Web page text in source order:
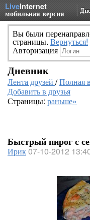
LiveInternet
мобильная версия
Вы были
страницы. Вернуться!
Авторизация
Дневник
Лента друзей /Полная
Добавить в друзья
Страницы: раньше»
Быстрый пирог с
Ирик07-10-2012